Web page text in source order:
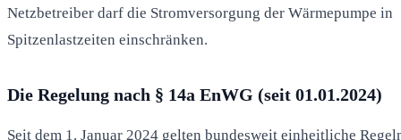
Netzbetreiber darf die Stromversorgung der Wärmepumpe in
Spitzenlastzeiten einschränken.
Die Regelung nach § 14a EnWG (seit 01.01.2024)
Seit dem 1. Januar 2024 gelten bundesweit einheitliche